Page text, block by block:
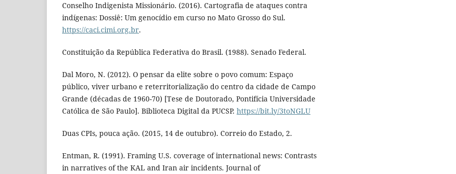
Conselho Indigenista Missionário. (2016). Cartografia de ataques contra
indígenas: Dossiê: Um genocídio em curso no Mato Grosso do Sul.
https://caci.cimi.org.br.
Constituição da República Federativa do Brasil. (1988). Senado Federal.
Dal Moro, N. (2012). O pensar da elite sobre o povo comum: Espaço
público, viver urbano e reterritorialização do centro da cidade de Campo
Grande (décadas de 1960-70) [Tese de Doutorado, Pontifícia Universidade
Católica de São Paulo]. Biblioteca Digital da PUCSP. https://bit.ly/3toNGLU
Duas CPIs, pouca ação. (2015, 14 de outubro). Correio do Estado, 2.
Entman, R. (1991). Framing U.S. coverage of international news: Contrasts
in narratives of the KAL and Iran air incidents. Journal of